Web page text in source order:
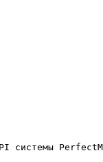
системы